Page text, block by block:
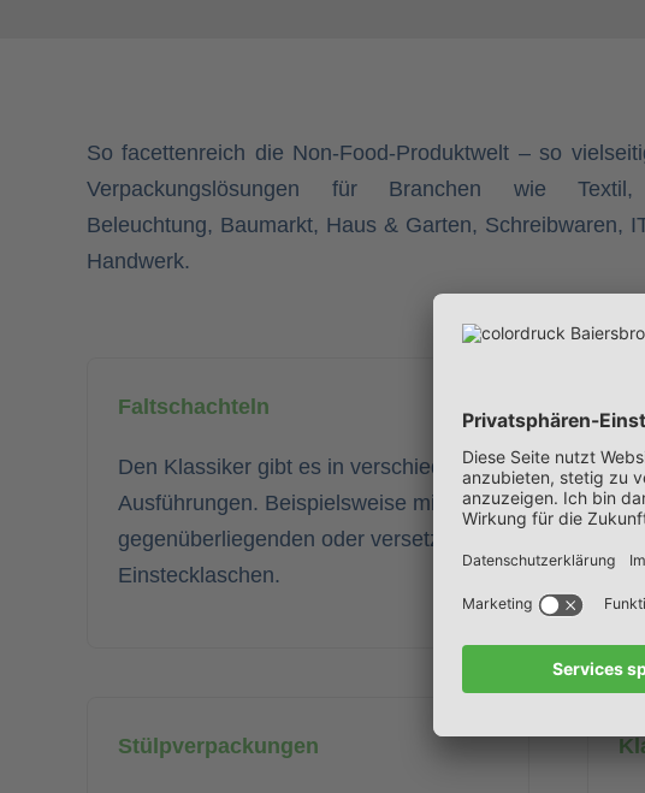
So facettenreich die Non-Food-Produktwelt – so
Verpackungslösungen für Branchen wie Textil,
Beleuchtung, Baumarkt, Haus & Garten, Schreibwaren,
Handwerk.
Faltschachteln
Den Klassiker gibt es in verschiedenen
Ausführungen. Beispielsweise mit
gegenüberliegenden oder versetzten
Einstecklaschen.
Stülpverpackungen